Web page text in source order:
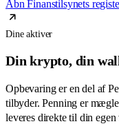
Åbn Finanstilsynets
Dine aktiver
Din krypto, din
Opbevaring er en del af
tilbyder. Penning er
leveres direkte til din egen